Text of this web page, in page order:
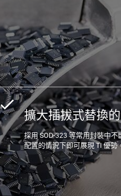
擴大插拔式替換
採用 SOD-323 等常用封裝中
配置的情況下即可展現 TI 優勢